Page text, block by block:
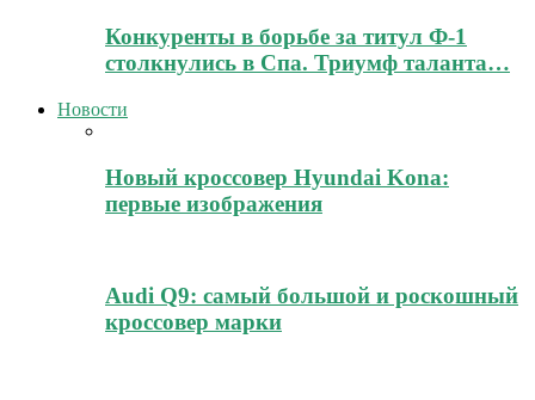
Конкуренты в борьбе за титул Ф-1
столкнулись в Спа. Триумф таланта…
Новости
Новый кроссовер Hyundai Kona:
первые изображения
Audi Q9: самый большой и роскошный
кроссовер марки